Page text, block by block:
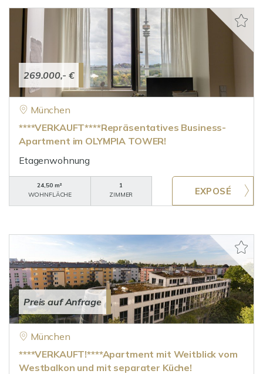
269.000,- €
München
****VERKAUFT****Repräsentatives Business-
Apartment im OLYMPIA TOWER!
Etagenwohnung
24,50 m²
WOHNFLÄCHE
1
ZIMMER
Preis auf Anfrage
München
****VERKAUFT!****Apartment mit Weitblick vom
Westbalkon und mit separater Küche!